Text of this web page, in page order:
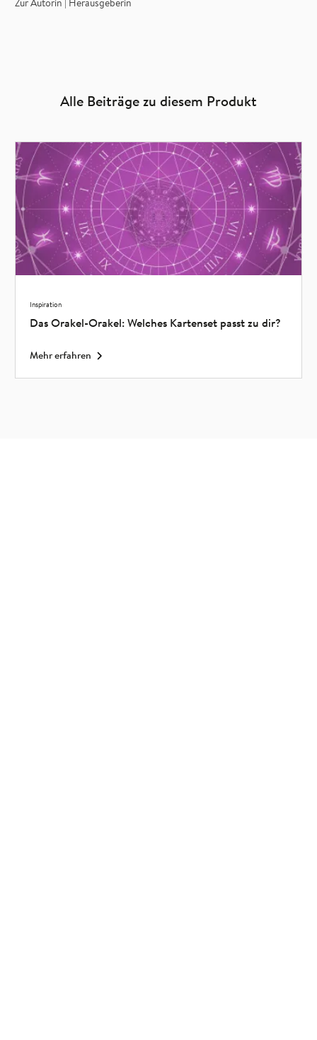
Zur Autorin | Herausgeberin
Alle Beiträge zu diesem Produkt
Inspiration
Das Orakel-Orakel: Welches Kartenset passt zu dir?
Mehr erfahren